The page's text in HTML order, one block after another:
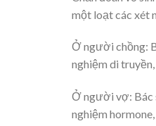
một loạt các xét
Ở người chồng:
nghiệm di
Ở người vợ: Bác
nghiệm